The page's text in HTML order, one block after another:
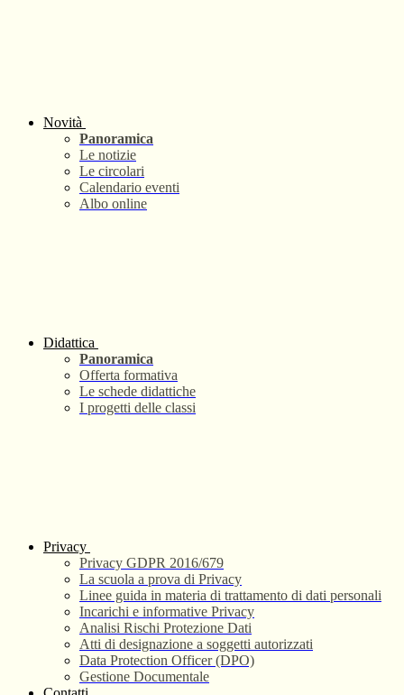
Novità
Panoramica
Le notizie
Le circolari
Calendario eventi
Albo online
Didattica
Panoramica
Offerta formativa
Le schede didattiche
I progetti delle classi
Privacy
Privacy GDPR 2016/679
La scuola a prova di Privacy
Linee guida in materia di trattamento di dati personali
Incarichi e informative Privacy
Analisi Rischi Protezione Dati
Atti di designazione a soggetti autorizzati
Data Protection Officer (DPO)
Gestione Documentale